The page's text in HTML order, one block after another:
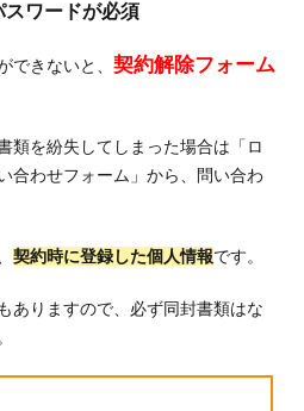
ワードが必須
できないと、契約解除フォーム
類を紛失してしまった場合は「ロ
合わせフォーム」から、問い合わ
契約時に登録した個人情報です。
ありますので、必ず同封書類はな